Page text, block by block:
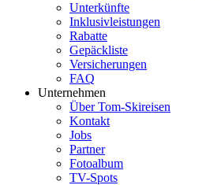
Unterkünfte
Inklusivleistungen
Rabatte
Gepäckliste
Versicherungen
FAQ
Unternehmen
Über Tom-Skireisen
Kontakt
Jobs
Partner
Fotoalbum
TV-Spots